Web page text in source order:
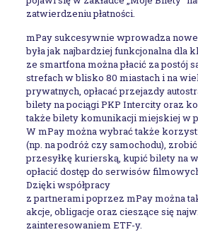
zatwierdzeniu płatności.
mPay sukcesywnie wprowadza nowe
była jak najbardziej funkcjonalna dla
ze smartfona można płacić za postój
strefach w blisko 80 miastach i na
prywatnych, opłacać przejazdy
bilety na pociągi PKP Intercity oraz
także bilety komunikacji miejskiej w
W mPay można wybrać także
(np. na podróż czy samochodu),
przesyłkę kurierską, kupić bilety na
opłacić dostęp do serwisów
Dzięki współpracy
z partnerami poprzez mPay można
akcje, obligacje oraz cieszące się
zainteresowaniem ETF-y.